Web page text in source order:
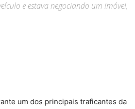
e estava negociando um imóvel,
um dos principais traficantes da